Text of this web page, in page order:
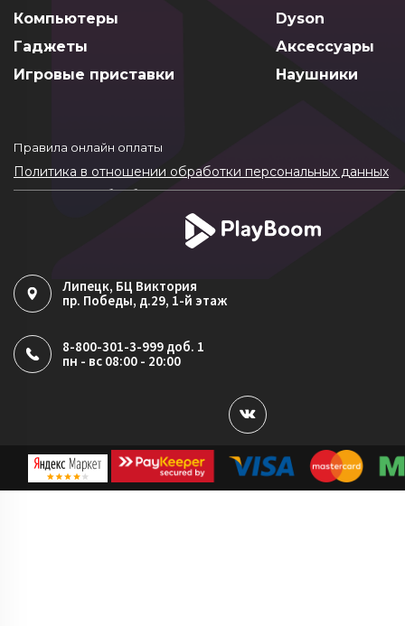
Компьютеры
Dyson
Гаджеты
Аксессуары
Игровые приставки
Наушники
Правила онлайн оплаты
Политика в отношении обработки персональных данных
Согласие на обработку ПДн
Политика обработки файлов cookie
Липецк, БЦ Виктория
пр. Победы, д.29, 1-й этаж
8-800-301-3-999 доб. 1
пн - вс 08:00 - 20:00